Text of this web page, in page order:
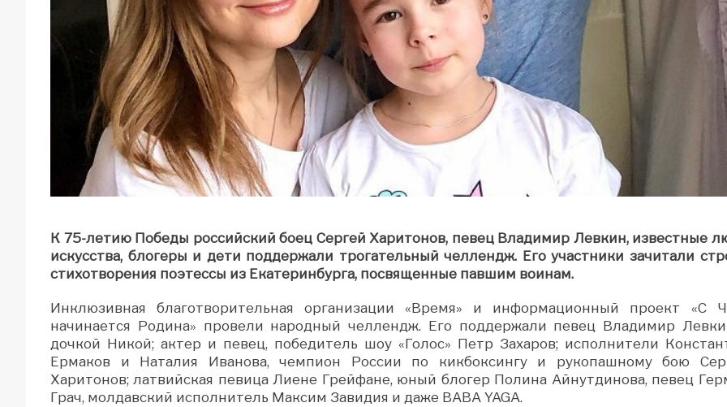
К 75-летию Победы российский боец Сергей Харитонов, певец Владимир Левкин, известные
искусства, блогеры и дети поддержали трогательный челлендж. Его участники зачитали
стихотворения поэтессы из Екатеринбурга, посвященные павшим воинам.
Инклюзивная благотворительная организации «Время» и информационный проект «С
начинается Родина» провели народный челлендж. Его поддержали певец Владимир
дочкой Никой; актер и певец, победитель шоу «Голос» Петр Захаров; исполнители
Ермаков и Наталия Иванова, чемпион России по кикбоксингу и рукопашному бою
Харитонов; латвийская певица Лиене Грейфане, юный блогер Полина Айнутдинова, певец
Грач, молдавский исполнитель Максим Завидия и даже BABA YAGA.